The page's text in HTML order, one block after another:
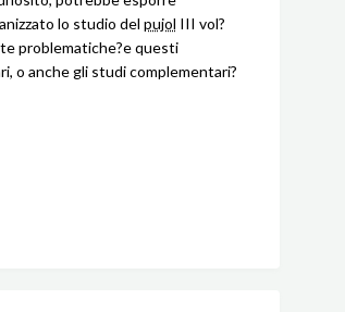
lo studio del pujol III vol?
problematiche?e questi
o anche gli studi complementari?